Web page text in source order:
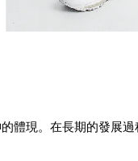
體現。在長期的發展